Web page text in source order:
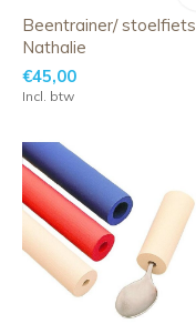
Beentrainer/ stoelfiets
Nathalie
€45,00
Incl. btw